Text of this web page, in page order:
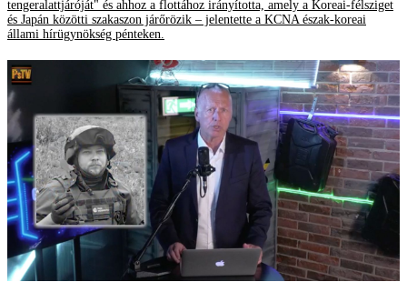
tengeralattjáróját" és ahhoz a flottához irányította, amely a Koreai-félsziget
és Japán közötti szakaszon járőrözik – jelentette a KCNA észak-koreai
állami hírügynökség pénteken.